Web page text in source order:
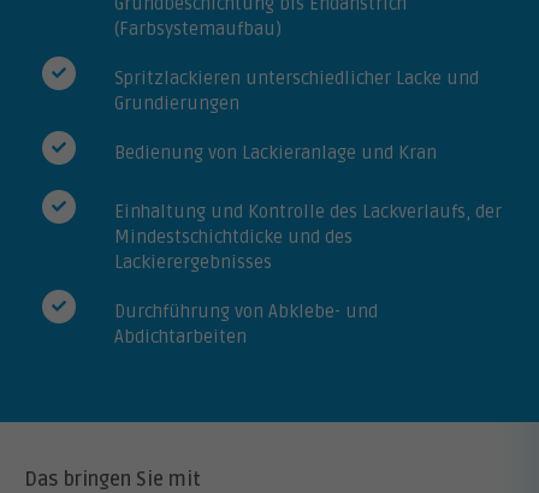
(Farbsystemaufbau)
Spritzlackieren unterschiedlicher Lacke und
Grundierungen
Bedienung von Lackieranlage und Kran
Einhaltung und Kontrolle des Lackverlaufs, der
Mindestschichtdicke und des
Lackierergebnisses
Durchführung von Abklebe- und
Abdichtarbeiten
Das bringen Sie mit